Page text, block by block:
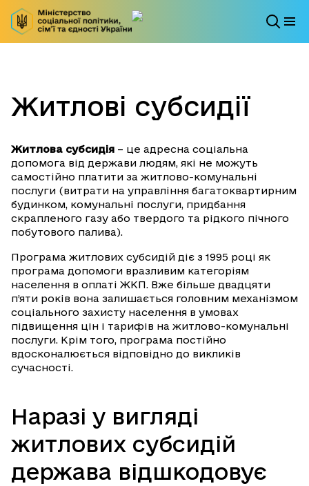
Житлові субсидії
Житлова субсидія – це адресна соціальна
допомога від держави людям, які не можуть
самостійно платити за житлово-комунальні
послуги (витрати на управління багатоквартирним
будинком, комунальні послуги, придбання
скрапленого газу або твердого та рідкого пічного
побутового палива).
Програма житлових субсидій діє з 1995 році як
програма допомоги вразливим категоріям
населення в оплаті ЖКП. Вже більше двадцяти
п’яти років вона залишається головним механізмом
соціального захисту населення в умовах
підвищення цін і тарифів на житлово-комунальні
послуги. Крім того, програма постійно
вдосконалюється відповідно до викликів
сучасності.
Наразі у вигляді
житлових субсидій
держава відшкодовує